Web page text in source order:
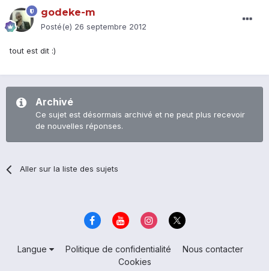
godeke-m
Posté(e) 26 septembre 2012
tout est dit :)
Archivé
Ce sujet est désormais archivé et ne peut plus recevoir
de nouvelles réponses.
Aller sur la liste des sujets
Langue Politique de confidentialité
Nous contacter
Cookies